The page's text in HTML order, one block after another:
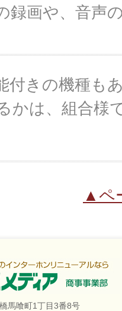
録画や、音声
付きの機種も
かは、組合様
▲ペ
馬喰町1丁目3番8号